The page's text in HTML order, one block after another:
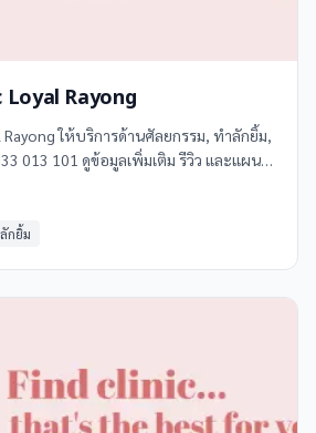
Loyal Rayong
Rayong ให้บริการด้านศัลยกรรม, ทำลักยิ้ม,
013 101 ดูข้อมูลเพิ่มเติม รีวิว และแผนที่
กยิ้ม